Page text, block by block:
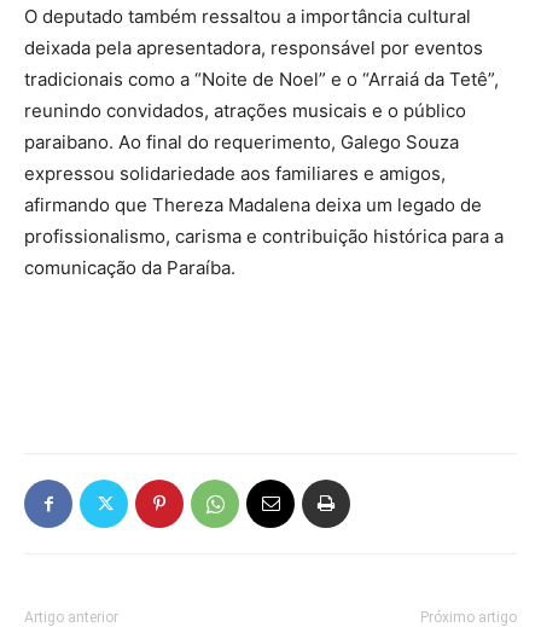
O deputado também ressaltou a importância cultural
deixada pela apresentadora, responsável por eventos
tradicionais como a “Noite de Noel” e o “Arraiá da Tetê”,
reunindo convidados, atrações musicais e o público
paraibano. Ao final do requerimento, Galego Souza
expressou solidariedade aos familiares e amigos,
afirmando que Thereza Madalena deixa um legado de
profissionalismo, carisma e contribuição histórica para a
comunicação da Paraíba.
Artigo anterior Próximo artigo